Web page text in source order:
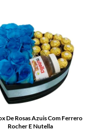
De Rosas Azuis Com Ferrero
Rocher E Nutella